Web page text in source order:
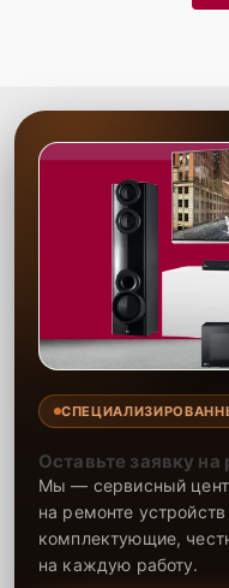
Сервис Lg-Fixmaster
работ благодаря опыту и
предоставляем гарантию
запчасти сроком до 2-3
долговечности
быстро и качественно,
техники. Мы всегда
обслуживание, делая
Оставьте заявку на
Мы — сервисный
на ремонте
комплектующие,
на каждую работу.